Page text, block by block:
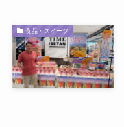
食品・スイーツ